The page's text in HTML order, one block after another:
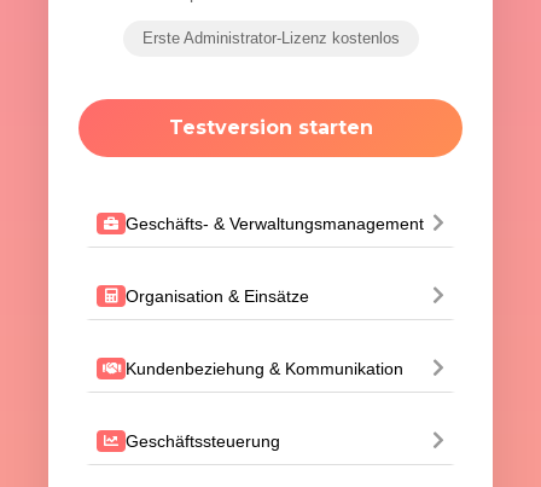
Erste Administrator-Lizenz kostenlos
Testversion starten
Geschäfts- & Verwaltungsmanagement
Organisation & Einsätze
Kundenbeziehung & Kommunikation
Geschäftssteuerung